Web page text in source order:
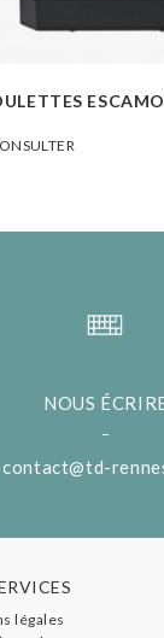
NOUS
contact@td-
légales